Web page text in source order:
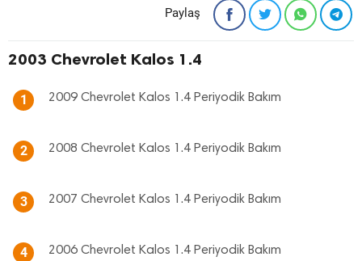
Paylaş
2003 Chevrolet Kalos 1.4
1 2009 Chevrolet Kalos 1.4 Periyodik Bakım
2 2008 Chevrolet Kalos 1.4 Periyodik Bakım
3 2007 Chevrolet Kalos 1.4 Periyodik Bakım
4 2006 Chevrolet Kalos 1.4 Periyodik Bakım